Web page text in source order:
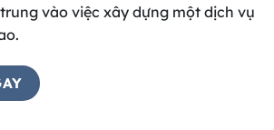
vào việc xây dựng một dịch vụ